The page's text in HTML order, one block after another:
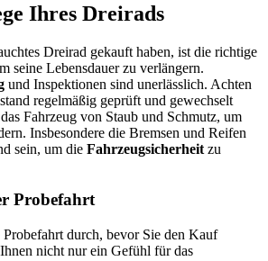
Ihres Dreirads
Dreirad gekauft haben, ist die richtige
seine Lebensdauer zu verlängern.
und Inspektionen sind unerlässlich. Achten
regelmäßig geprüft und gewechselt
Fahrzeug von Staub und Schmutz, um
Insbesondere die Bremsen und Reifen
sein, um die Fahrzeugsicherheit zu
Probefahrt
durch, bevor Sie den Kauf
nicht nur ein Gefühl für das